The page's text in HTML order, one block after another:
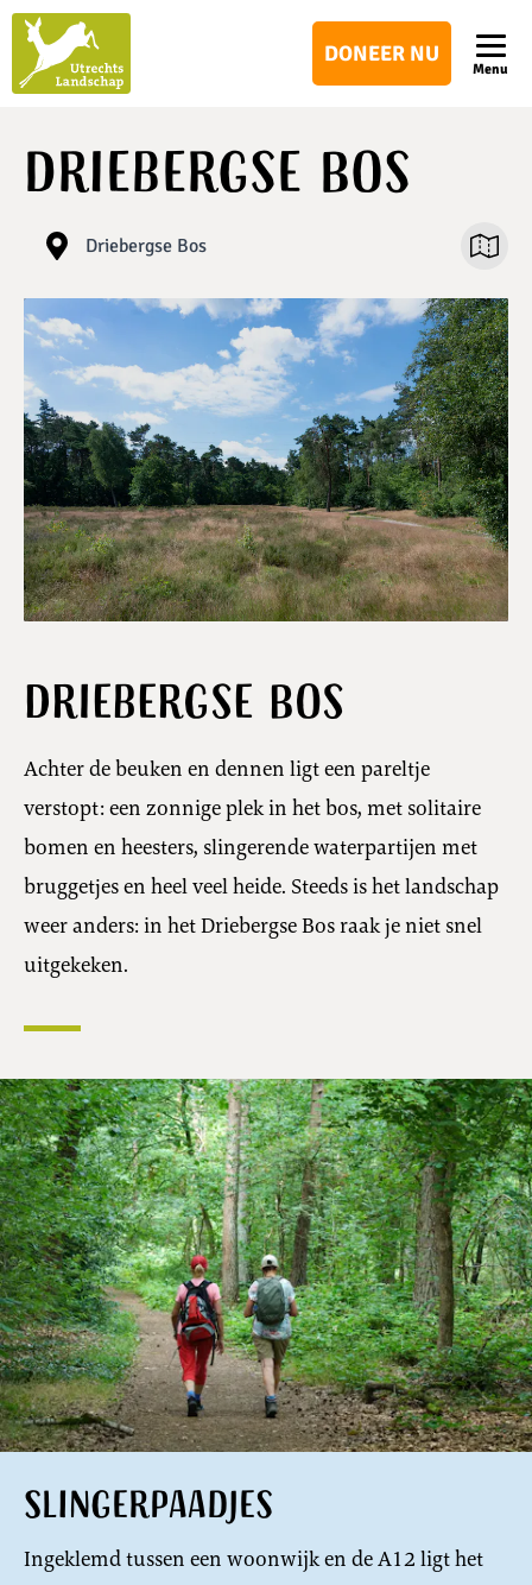
DONEER NU
Menu
Driebergse Bos
Driebergse Bos Open
Driebergse Bos
Achter de beuken en dennen ligt een pareltje
verstopt: een zonnige plek in het bos, met solitaire
bomen en heesters, slingerende waterpartijen met
bruggetjes en heel veel heide. Steeds is het landschap
weer anders: in het Driebergse Bos raak je niet snel
uitgekeken.
Slingerpaadjes
Ingeklemd tussen een woonwijk en de A12 ligt het